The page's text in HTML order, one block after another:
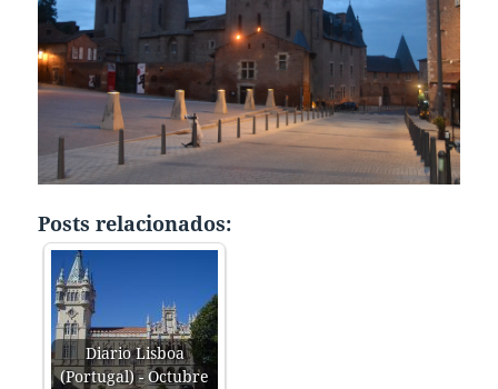
Posts relacionados:
Diario Lisboa
(Portugal) - Octubre